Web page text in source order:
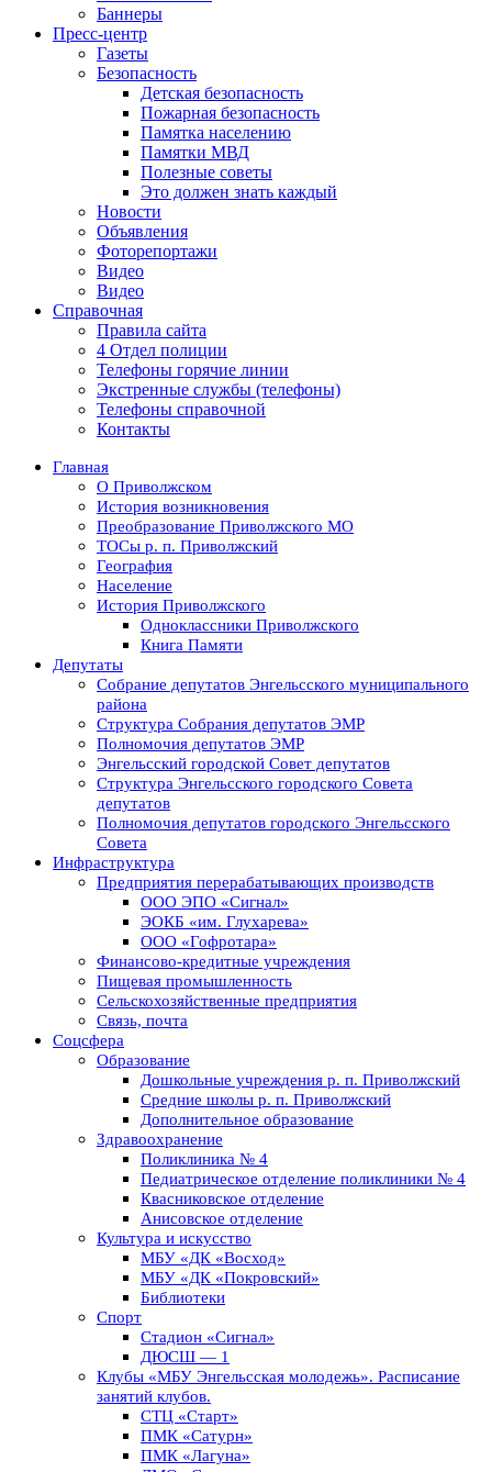
Баннеры
Пресс-центр
Газеты
Безопасность
Детская безопасность
Пожарная безопасность
Памятка населению
Памятки МВД
Полезные советы
Это должен знать каждый
Новости
Объявления
Фоторепортажи
Видео
Видео
Справочная
Правила сайта
4 Отдел полиции
Телефоны горячие линии
Экстренные службы (телефоны)
Телефоны справочной
Контакты
Главная
О Приволжском
История возникновения
Преобразование Приволжского МО
ТОСы р. п. Приволжский
География
Население
История Приволжского
Одноклассники Приволжского
Книга Памяти
Депутаты
Собрание депутатов Энгельсского муниципального
района
Структура Собрания депутатов ЭМР
Полномочия депутатов ЭМР
Энгельсский городской Совет депутатов
Структура Энгельсского городского Совета
депутатов
Полномочия депутатов городского Энгельсского
Совета
Инфраструктура
Предприятия перерабатывающих производств
ООО ЭПО «Сигнал»
ЭОКБ «им. Глухарева»
ООО «Гофротара»
Финансово-кредитные учреждения
Пищевая промышленность
Сельскохозяйственные предприятия
Связь, почта
Соцсфера
Образование
Дошкольные учреждения р. п. Приволжский
Средние школы р. п. Приволжский
Дополнительное образование
Здравоохранение
Поликлиника № 4
Педиатрическое отделение поликлиники № 4
Квасниковское отделение
Анисовское отделение
Культура и искусство
МБУ «ДК «Восход»
МБУ «ДК «Покровский»
Библиотеки
Спорт
Стадион «Сигнал»
ДЮСШ — 1
Клубы «МБУ Энгельсская молодежь». Расписание
занятий клубов.
СТЦ «Старт»
ПМК «Сатурн»
ПМК «Лагуна»